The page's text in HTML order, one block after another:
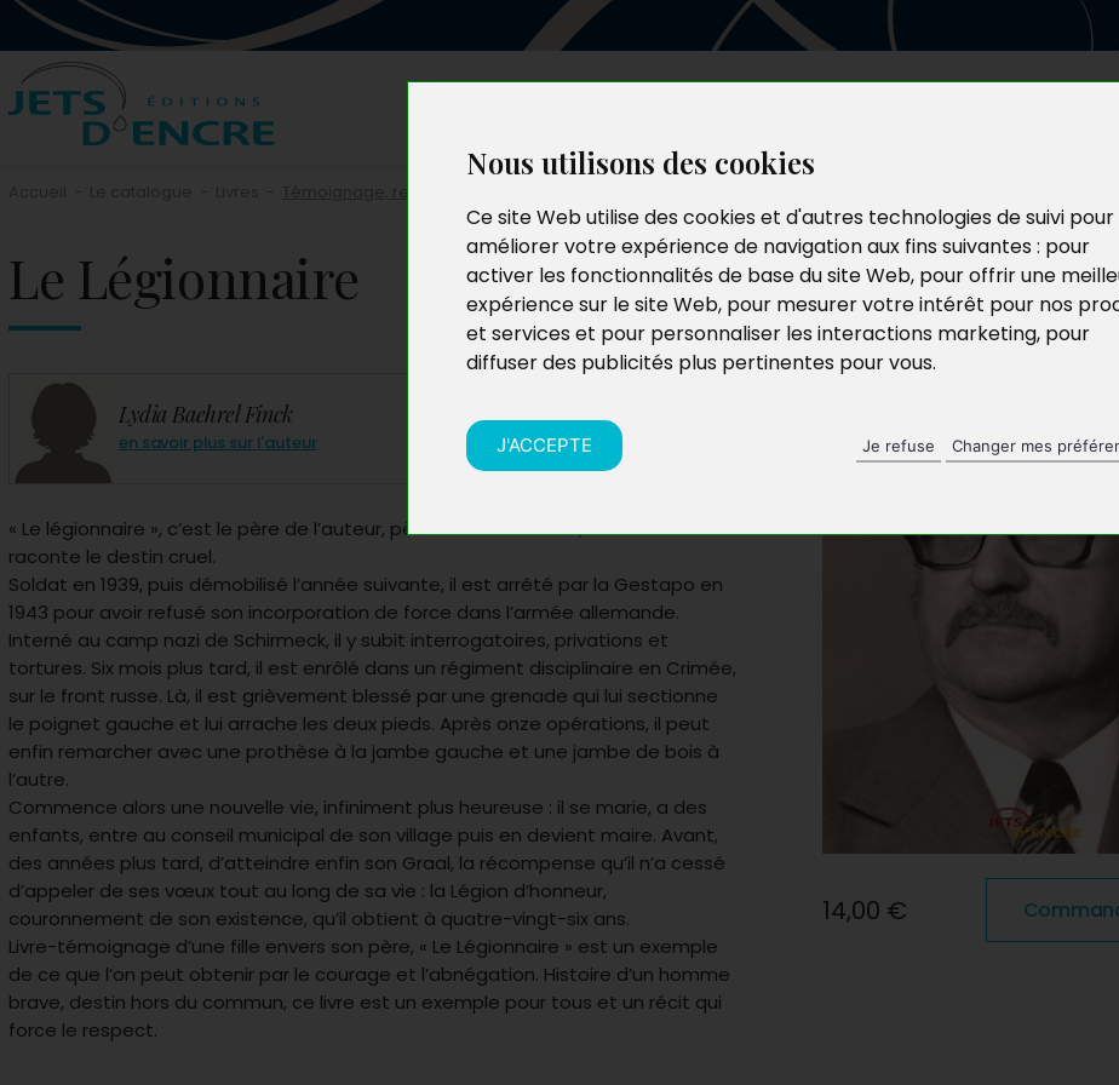
Nous utilisons des cookies
Ce site Web utilise des cookies et d'autres technologies de suivi pour
améliorer votre expérience de navigation aux fins suivantes : pour
activer les fonctionnalités de base du site Web, pour offrir une
expérience sur le site Web, pour mesurer votre intérêt pour nos
et services et pour personnaliser les interactions marketing, pour
diffuser des publicités plus pertinentes pour vous.
J'ACCEPTE Je refuse Changer mes
Le Légionnaire
Lydia Baehrel Finck
en savoir plus sur l'auteur
« Le légionnaire », c’est le père de l’auteur, père aimant et aimé, dont elle
raconte le destin cruel.
Soldat en 1939, puis démobilisé l’année suivante, il est arrêté par la Gestapo en
1943 pour avoir refusé son incorporation de force dans l’armée allemande.
Interné au camp nazi de Schirmeck, il y subit interrogatoires, privations et
tortures. Six mois plus tard, il est enrôlé dans un régiment disciplinaire en Crimée,
sur le front russe. Là, il est grièvement blessé par une grenade qui lui sectionne
le poignet gauche et lui arrache les deux pieds. Après onze opérations, il peut
enfin remarcher avec une prothèse à la jambe gauche et une jambe de bois à
l’autre.
Commence alors une nouvelle vie, infiniment plus heureuse : il se marie, a des
enfants, entre au conseil municipal de son village puis en devient maire. Avant,
des années plus tard, d’atteindre enfin son Graal, la récompense qu’il n’a cessé
d’appeler de ses vœux tout au long de sa vie : la Légion d’honneur,
couronnement de son existence, qu’il obtient à quatre-vingt-six ans.
Livre-témoignage d’une fille envers son père, « Le Légionnaire » est un exemple
de ce que l’on peut obtenir par le courage et l’abnégation. Histoire d’un homme
brave, destin hors du commun, ce livre est un exemple pour tous et un récit qui
force le respect.
14,00 €